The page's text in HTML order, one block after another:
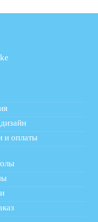
и оплаты